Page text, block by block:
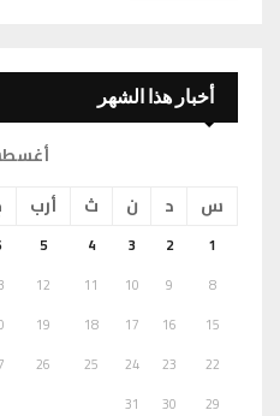
أخبار هذا الشهر
أغسطس
س
د ن ث أرب
1
2
3
4
5
8
9
10
11
12
15
16
17
18
19
22
23
24
25
26
29
30
31